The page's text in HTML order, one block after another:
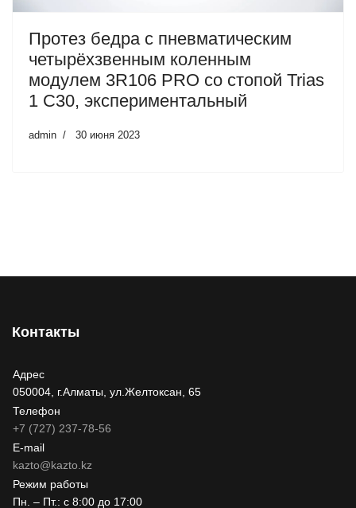
Протез бедра с пневматическим
четырёхзвенным коленным
модулем 3R106 PRO со стопой Trias
1 C30, экспериментальный
admin 30 июня 2023
Контакты
Адрес
050004, г.Алматы, ул.Желтоксан, 65
Телефон
+7 (727) 237-78-56
E-mail
kazto@kazto.kz
Режим работы
Пн. – Пт.: с 8:00 до 17:00